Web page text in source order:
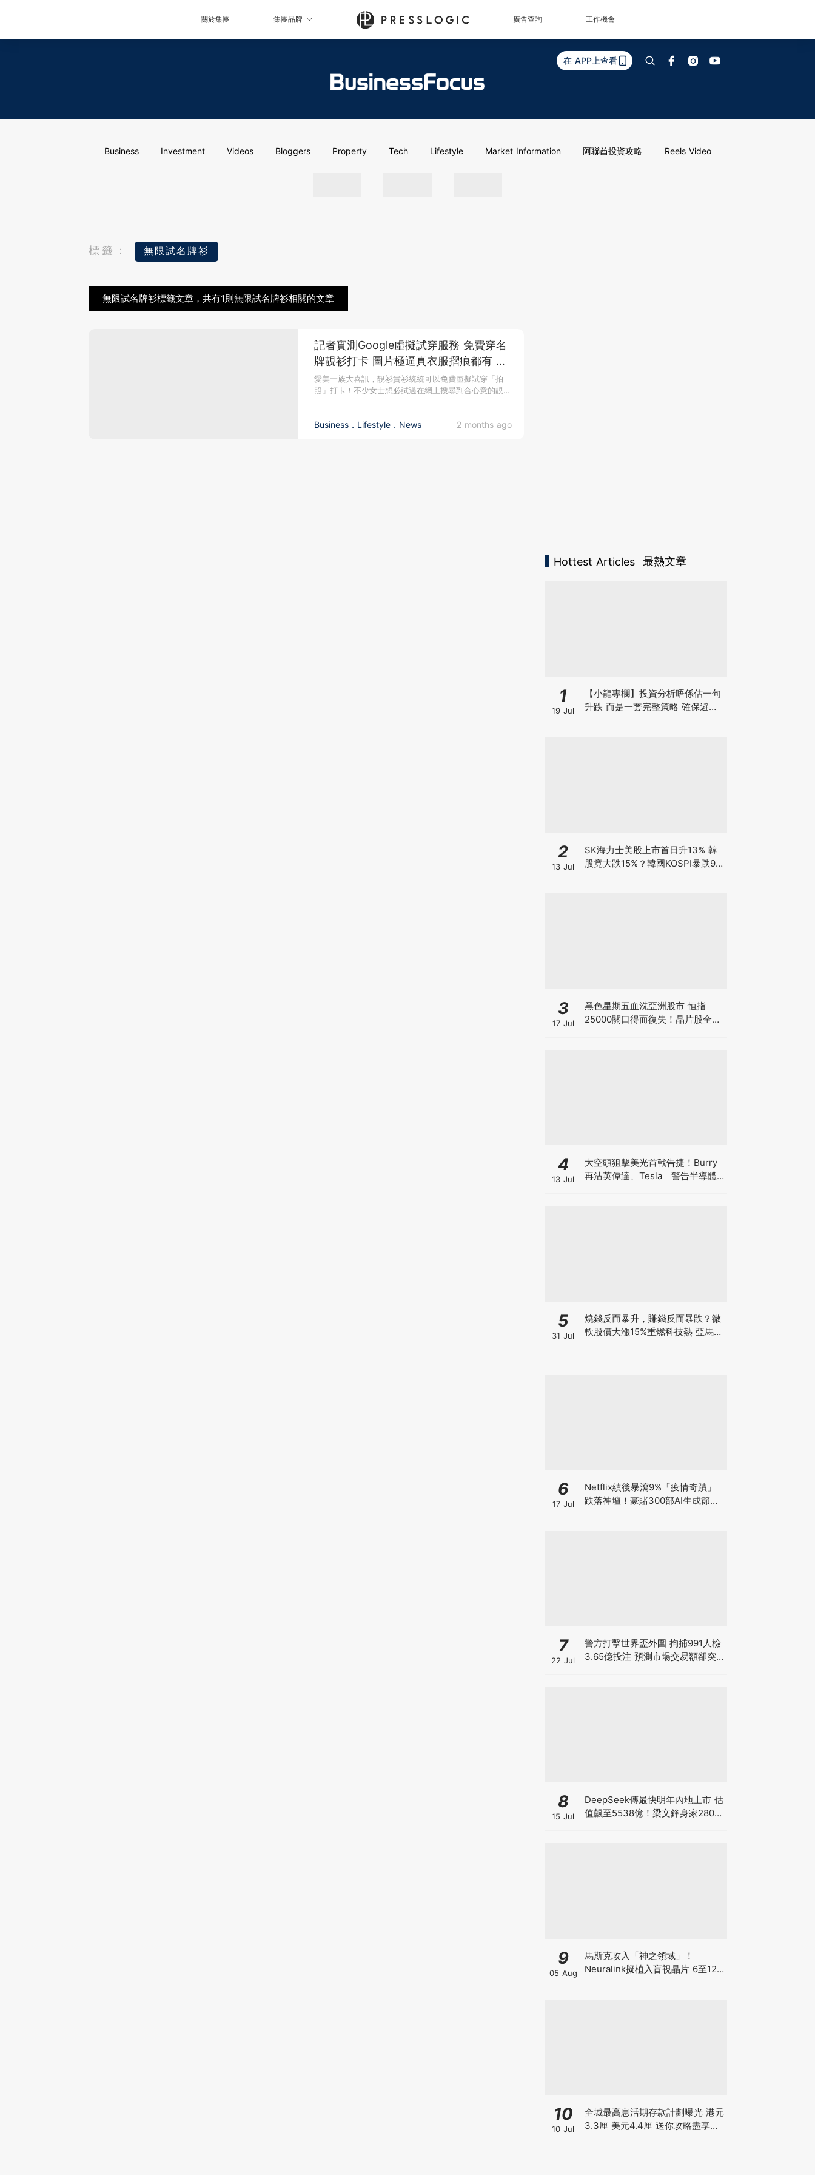
關於集團 集團品牌 廣告查詢 工作機會
在 APP上查看
Business Investment Videos Bloggers Property Tech Lifestyle Market Information 阿聯酋投資攻略 Reels Video
標籤： 無限試名牌衫
無限試名牌衫標籤文章，共有1則無限試名牌衫相關的文章
Business．Lifestyle．News 2 months ago
記者實測Google虛擬試穿服務 免費穿名
牌靚衫打卡 圖片極逼真衣服摺痕都有 無
限試衫 幫韓國女星換衫都可以?
愛美一族大喜訊，靚衫貴衫統統可以免費虛擬試穿「拍
照」打卡！不少女士想必試過在網上搜尋到合心意的靚
Hottest Articles 最熱文章
1
19 Jul
【小龍專欄】投資分析唔係估一句
升跌 而是一套完整策略 確保避開
2
13 Jul
SK海力士美股上市首日升13% 韓
股竟大跌15%？韓國KOSPI暴跌9%
3
17 Jul
黑色星期五血洗亞洲股市 恒指
25000關口得而復失！晶片股全線
4
13 Jul
大空頭狙擊美光首戰告捷！Burry
再沽英偉達、Tesla 警告半導體
5
31 Jul
燒錢反而暴升，賺錢反而暴跌？微
軟股價大漲15%重燃科技熱 亞馬遜
6
17 Jul
Netflix績後暴瀉9%「疫情奇蹟」
跌落神壇！豪賭300部AI生成節目
7
22 Jul
警方打擊世界盃外圍 拘捕991人檢
3.65億投注 預測市場交易額卻突
8
15 Jul
DeepSeek傳最快明年內地上市 估
值飆至5538億！梁文鋒身家2800
9
05 Aug
馬斯克攻入「神之領域」！
Neuralink擬植入盲視晶片 6至12
10
10 Jul
全城最高息活期存款計劃曝光 港元
3.3厘 美元4.4厘 送你攻略盡享高